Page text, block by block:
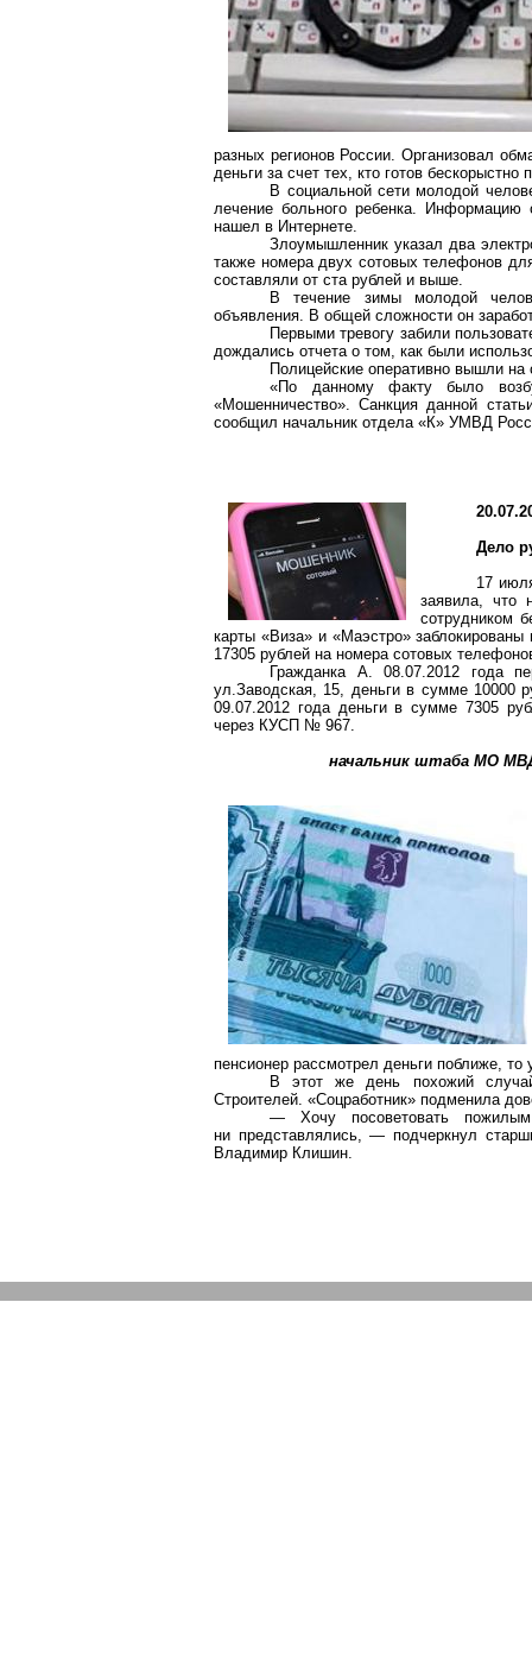
разных регионов России. Организовал
деньги за счет тех, кто готов
В социальной сети молодой
лечение больного ребенка.
нашел в Интернете.
Злоумышленник указал два
также номера двух сотовых телефонов
составляли от ста рублей и выше.
В течение зимы молодой
объявления. В общей сложности он
Первыми тревогу забили
дождались отчета о том, как были
Полицейские оперативно вышли
«По данному факту было
«Мошенничество». Санкция данной
сообщил начальник отдела «К» УМВД
Дело
17
заявила, что
сотрудником
карты «Виза» и «Маэстро»
17305 рублей на номера сотовых
Гражданка А. 08.07.2012 года
ул.Заводская, 15, деньги в сумме 10000
09.07.2012 года деньги в сумме 7305
через КУСП № 967.
начальник штаба МО
пенсионер рассмотрел деньги поближе,
В этот же день похожий
Строителей. «Соцработник» подменила
— Хочу посоветовать
ни представлялись, — подчеркнул
Владимир Клишин.